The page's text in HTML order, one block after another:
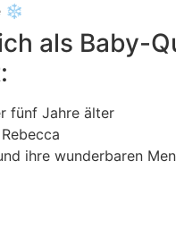
❄️
als Baby-
fünf Jahre älter
ihre wunderbaren